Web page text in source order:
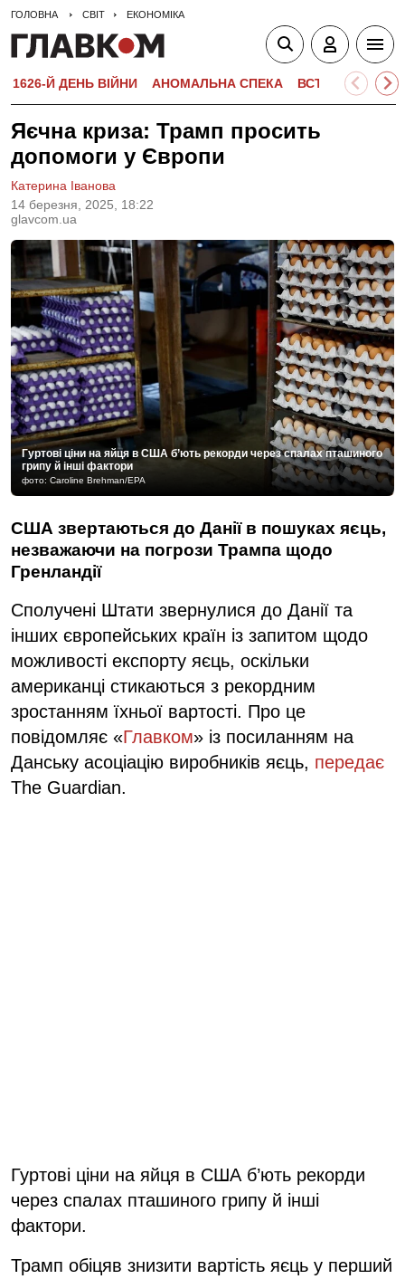
ГОЛОВНА СВІТ ЕКОНОМІКА
1626-Й ДЕНЬ ВІЙНИ АНОМАЛЬНА СПЕКА ВСТУПНА
Яєчна криза: Трамп просить
допомоги у Європи
14 березня, 2025, 18:22
glavcom.ua
Катерина Іванова
Гуртові ціни на яйця в США б’ють рекорди через спалах пташиного
грипу й інші фактори
фото: Caroline Brehman/EPA
США звертаються до Данії в пошуках яєць,
незважаючи на погрози Трампа щодо
Гренландії
Сполучені Штати звернулися до Данії та
інших європейських країн із запитом щодо
можливості експорту яєць, оскільки
американці стикаються з рекордним
зростанням їхньої вартості. Про це
повідомляє «Главком» із посиланням на
Данську асоціацію виробників яєць, передає
The Guardian.
Гуртові ціни на яйця в США б’ють рекорди
через спалах пташиного грипу й інші
фактори.
Трамп обіцяв знизити вартість яєць у перший